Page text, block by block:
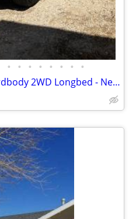
• • • • • • • •
1984 Nissan Datsun 720 Hardbody 2WD Longbed - Needs Engine